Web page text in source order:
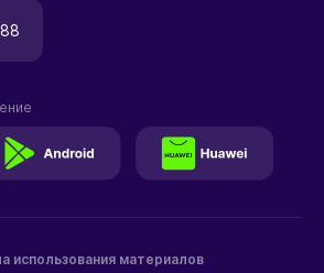
использования материалов